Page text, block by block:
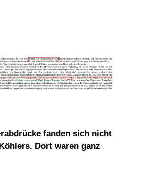
fanden sich nicht
Dort waren ganz